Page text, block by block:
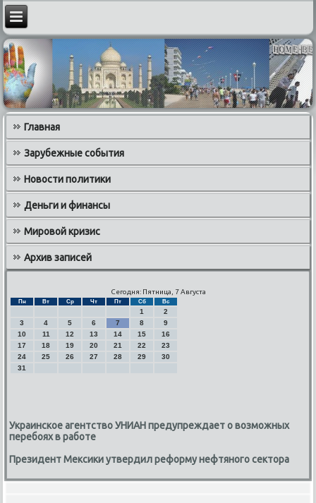
Главная
Зарубежные события
Новости политики
Деньги и финансы
Мировой кризис
Архив записей
Сегодня: Пятница, 7 Августа
Пн Вт Ср Чт Пт Сб Вс
1
2
3
4 5 6 7 8
9
10
11 12 13 14 15
16
17
18 19 20 21 22
23
24
25 26 27 28 29
30
31
Украинское агентство УНИАН предупреждает о возможных
перебоях в работе
Президент Мексики утвердил реформу нефтяного сектора